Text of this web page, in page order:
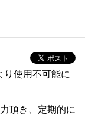
り使用不可能に
頂き、定期的に